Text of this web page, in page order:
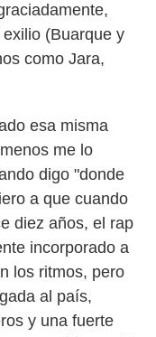
(Buarque y
como Jara,
esa misma
me lo
digo "donde
a que cuando
diez años, el rap
incorporado a
los ritmos, pero
al país,
y una fuerte